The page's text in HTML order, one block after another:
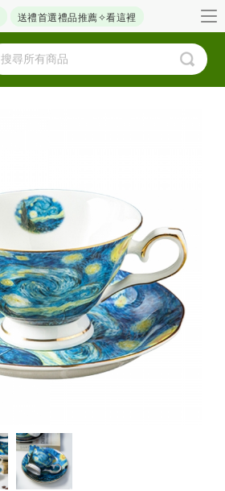
送禮首選禮品推薦✧看這裡